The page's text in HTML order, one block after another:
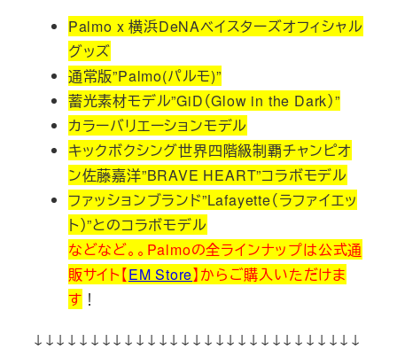
Palmo x 横浜DeNAベイスターズオフィシャル
グッズ
通常版”Palmo(パルモ)”
蓄光素材モデル”GiD（Glow in the Dark）”
カラーバリエーションモデル
キックボクシング世界四階級制覇チャンピオ
ン佐藤嘉洋”BRAVE HEART”コラボモデル
ファッションブランド”Lafayette（ラファイエッ
ト）”とのコラボモデル
などなど。。Palmoの全ラインナップは公式通
販サイト【EM Store】からご購入いただけま
す ！
↓↓↓↓↓↓↓↓↓↓↓↓↓↓↓↓↓↓↓↓↓↓↓↓↓↓↓↓↓